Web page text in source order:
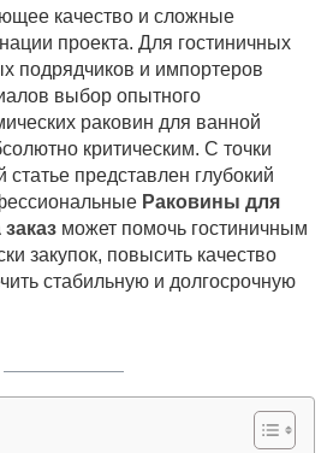
качество и сложные
проекта. Для гостиничных
подрядчиков и импортеров
выбор опытного
раковин для ванной
критическим. С точки
статье представлен глубокий
Раковины для
может помочь гостиничным
закупок, повысить качество
стабильную и долгосрочную